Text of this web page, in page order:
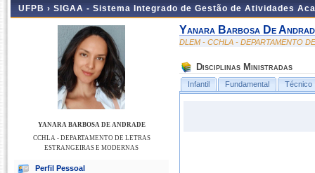
UFPB › SIGAA - Sistema Integrado de Gestão de Atividades
YANARA BARBOSA DE ANDRADE
CCHLA - DEPARTAMENTO DE LETRAS
ESTRANGEIRAS E MODERNAS
Perfil Pessoal
Yanara Barbosa De
DLEM - CCHLA - DEPARTAMENTO
Disciplinas Ministradas
Infantil Fundamental Técnico